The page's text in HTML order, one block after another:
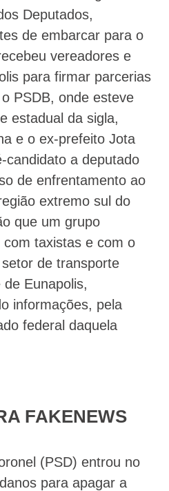
Deputados,
de embarcar para o
vereadores e
para firmar parcerias
PSDB, onde esteve
estadual da sigla,
e o ex-prefeito Jota
candidato a deputado
de enfrentamento ao
extremo sul do
que um grupo
taxistas e com o
de transporte
Eunapolis,
informações, pela
federal daquela
FAKENEWS
(PSD) entrou no
para apagar a